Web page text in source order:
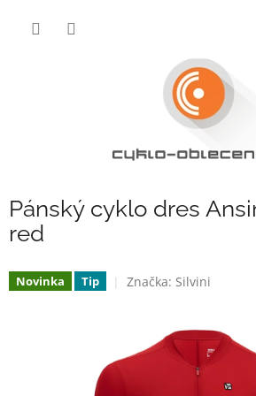
Pánský cyklo dres
red
Novinka Tip Značka: Silvini